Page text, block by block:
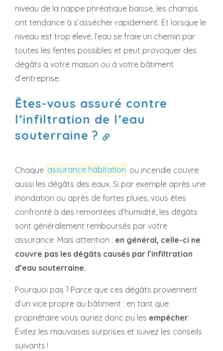
niveau de la nappe phréatique baisse, les champs
ont tendance à s’assécher rapidement. Et lorsque le
niveau est trop élevé, l’eau se fraie un chemin par
toutes les fentes possibles et peut provoquer des
dégâts à votre maison ou à votre bâtiment
d’entreprise.
Êtes-vous assuré contre
l’infiltration de l’eau
souterraine ?
Chaque assurance habitation ou incendie couvre
aussi les dégâts des eaux. Si par exemple après une
inondation ou après de fortes pluies, vous êtes
confronté à des remontées d’humidité, les dégâts
sont généralement remboursés par votre
assurance. Mais attention : en général, celle-ci ne
couvre pas les dégâts causés par l’infiltration
d’eau souterraine.
Pourquoi pas ? Parce que ces dégâts proviennent
d’un vice propre au bâtiment : en tant que
propriétaire vous auriez donc pu les empêcher.
Évitez les mauvaises surprises et suivez les conseils
suivants !